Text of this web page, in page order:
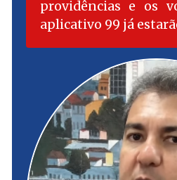
providências e os
aplicativo 99 já